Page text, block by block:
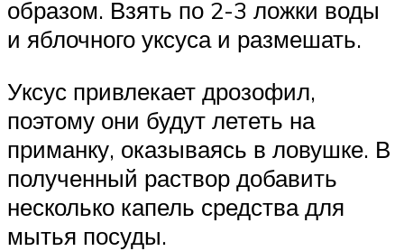
образом. Взять по 2-3 ложки воды
и яблочного уксуса и размешать.
Уксус привлекает дрозофил,
поэтому они будут лететь на
приманку, оказываясь в ловушке. В
полученный раствор добавить
несколько капель средства для
мытья посуды.